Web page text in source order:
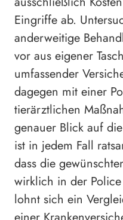
Eingriffe ab.
anderweitige
vor aus eigener
umfassender
dagegen mit einer
tierärztlichen
genauer Blick auf
ist in jedem Fall
dass die
wirklich in der
lohnt sich ein